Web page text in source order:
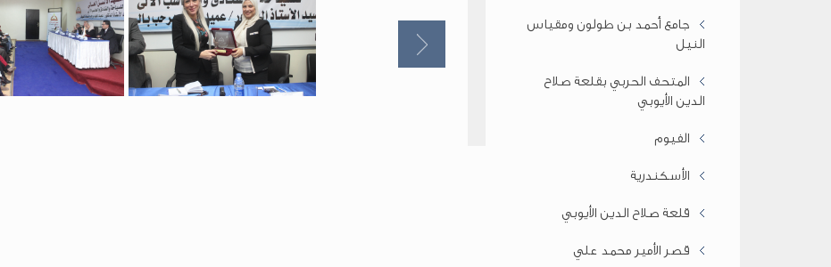
جامع أحمد بن طولون ومقياس
النيل
المتحف الحربي بقلعة صلاح
الدين الأيوبي
الفيوم
الأسكندرية
قلعة صلاح الدين الأيوبي
قصر الأمير محمد علي